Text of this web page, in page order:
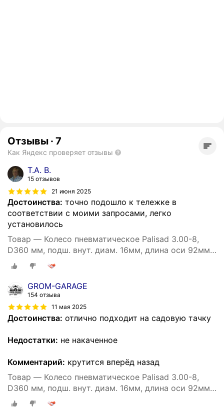
Отзывы · 7
Как Яндекс проверяет отзывы
Т.А. В.
15 отзывов
21 июня 2025
Достоинства: точно подошло к тележке в
соответствии с моими запросами, легко
установилось
Товар — Колесо пневматическое Palisad 3.00-8,
D360 мм, подш. внут. диам. 16мм, длина оси 92мм
68940
GROM-GARAGE
154 отзыва
11 мая 2025
Достоинства: отлично подходит на садовую тачку
Недостатки: не накаченное
Комментарий: крутится вперёд назад
Товар — Колесо пневматическое Palisad 3.00-8,
D360 мм, подш. внут. диам. 16мм, длина оси 92мм
68940